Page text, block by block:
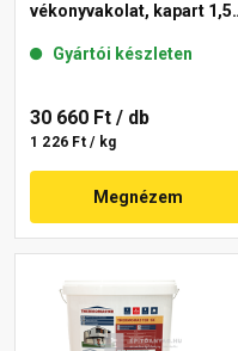
vékonyvakolat, kapart 1,5
Gyártói készleten
30 660 Ft / db
1 226 Ft / kg
Megnézem